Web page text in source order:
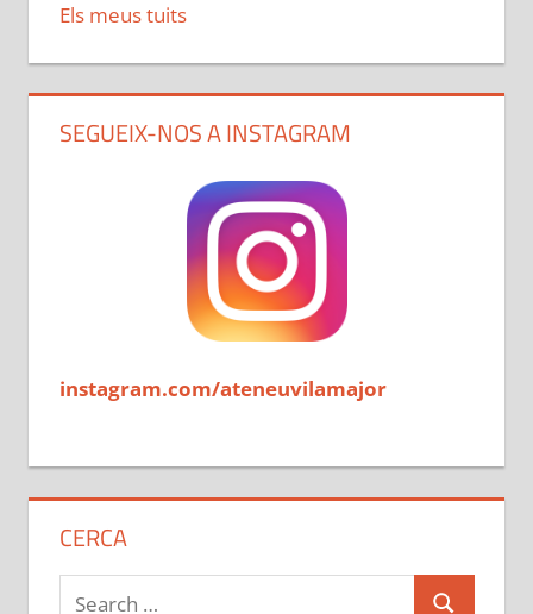
Els meus tuits
SEGUEIX-NOS A INSTAGRAM
instagram.com/ateneuvilamajor
CERCA
Search